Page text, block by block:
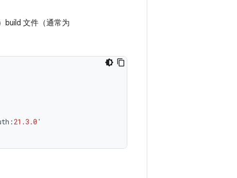
build 文件（通常为
: 21.3.0 '